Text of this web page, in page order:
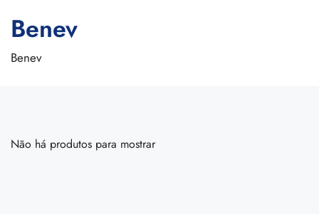
Benev
Benev
Não há produtos para mostrar